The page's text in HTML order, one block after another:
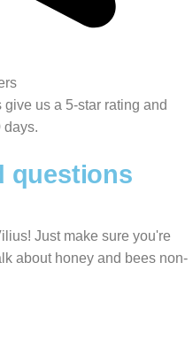
us a 5-star rating and
days.
questions
Just make sure you're
about honey and bees non-